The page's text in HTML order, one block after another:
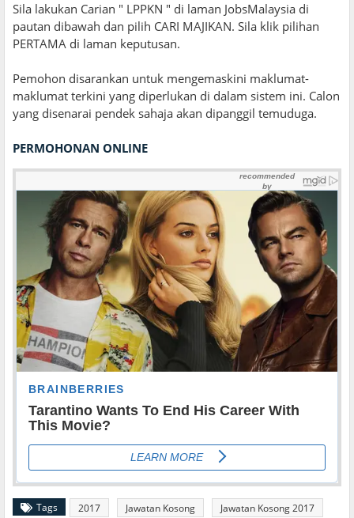
Sila lakukan Carian " LPPKN " di laman JobsMalaysia di
pautan dibawah dan pilih CARI MAJIKAN. Sila klik pilihan
PERTAMA di laman keputusan.
Pemohon disarankan untuk mengemaskini maklumat-
maklumat terkini yang diperlukan di dalam sistem ini. Calon
yang disenarai pendek sahaja akan dipanggil temuduga.
PERMOHONAN ONLINE
Tags 2017 Jawatan Kosong
Jawatan Kosong 2017